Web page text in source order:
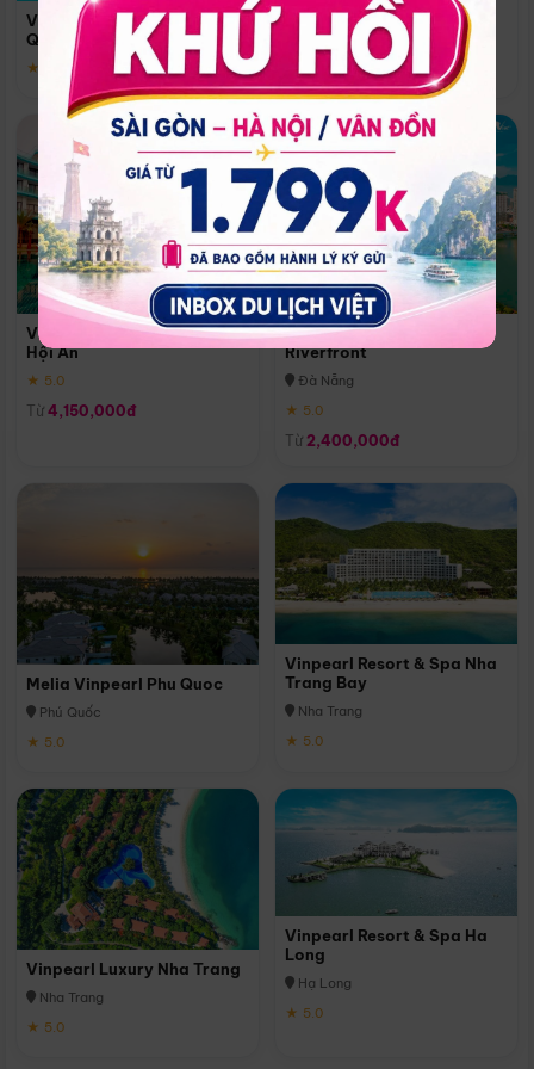
Vinpearl Resort & Spa Phu
Quoc
★ 5.0
Quoc
Phú Quốc
★ 5.0
Vinpearl Resort & Golf Nam
Hội An
★ 5.0
Từ 4,150,000đ
Melia Vinpearl Danang
Riverfront
Đà Nẵng
★ 5.0
Từ 2,400,000đ
Melia Vinpearl Phu Quoc
Phú Quốc
★ 5.0
Vinpearl Resort & Spa Nha
Trang Bay
Nha Trang
★ 5.0
Vinpearl Luxury Nha Trang
Nha Trang
★ 5.0
Vinpearl Resort & Spa Ha
Long
Hạ Long
★ 5.0